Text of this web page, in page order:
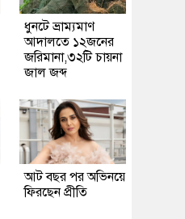
ধুনটে ভ্রাম্যমাণ
আদালতে ১২জনের
জরিমানা,৩২টি চায়না
জাল জব্দ
আট বছর পর অভিনয়ে
ফিরছেন প্রীতি